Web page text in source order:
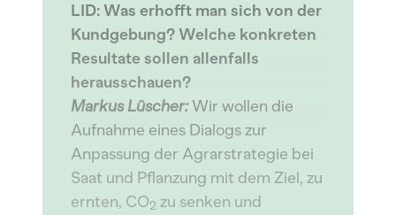
LID: Was erhofft man sich von der
Kundgebung? Welche konkreten
Resultate sollen allenfalls
herausschauen?
Markus Lüscher:Wir wollen die
Aufnahme eines Dialogs zur
Anpassung der Agrarstrategie bei
Saat und Pflanzung mit dem Ziel, zu
ernten, CO2 zu senken und